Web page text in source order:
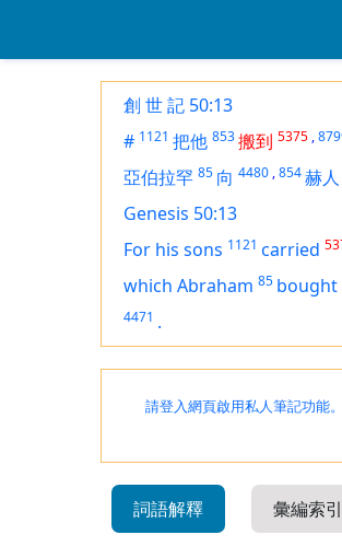
創 世 記 50:13
# 1121 把他 853搬到 5375 ,
亞伯拉罕 85 向 4480 ,854赫人
Genesis 50:13
For his sons 1121 carried
which Abraham 85 bought
4471 .
請登入網頁啟用私人筆記功能。
詞語解釋 彙編索引